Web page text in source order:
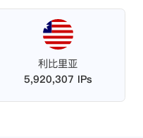
利比里亚
5,920,307 IPs